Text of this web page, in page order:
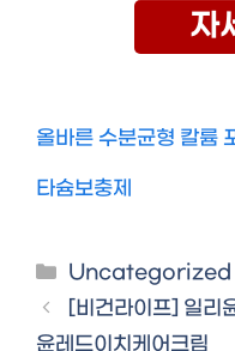
자
올바른 수분균형 칼륨
타슘보충제
Categories
Uncategorized
[비건라이프] 일리
윤레드이치케어크림